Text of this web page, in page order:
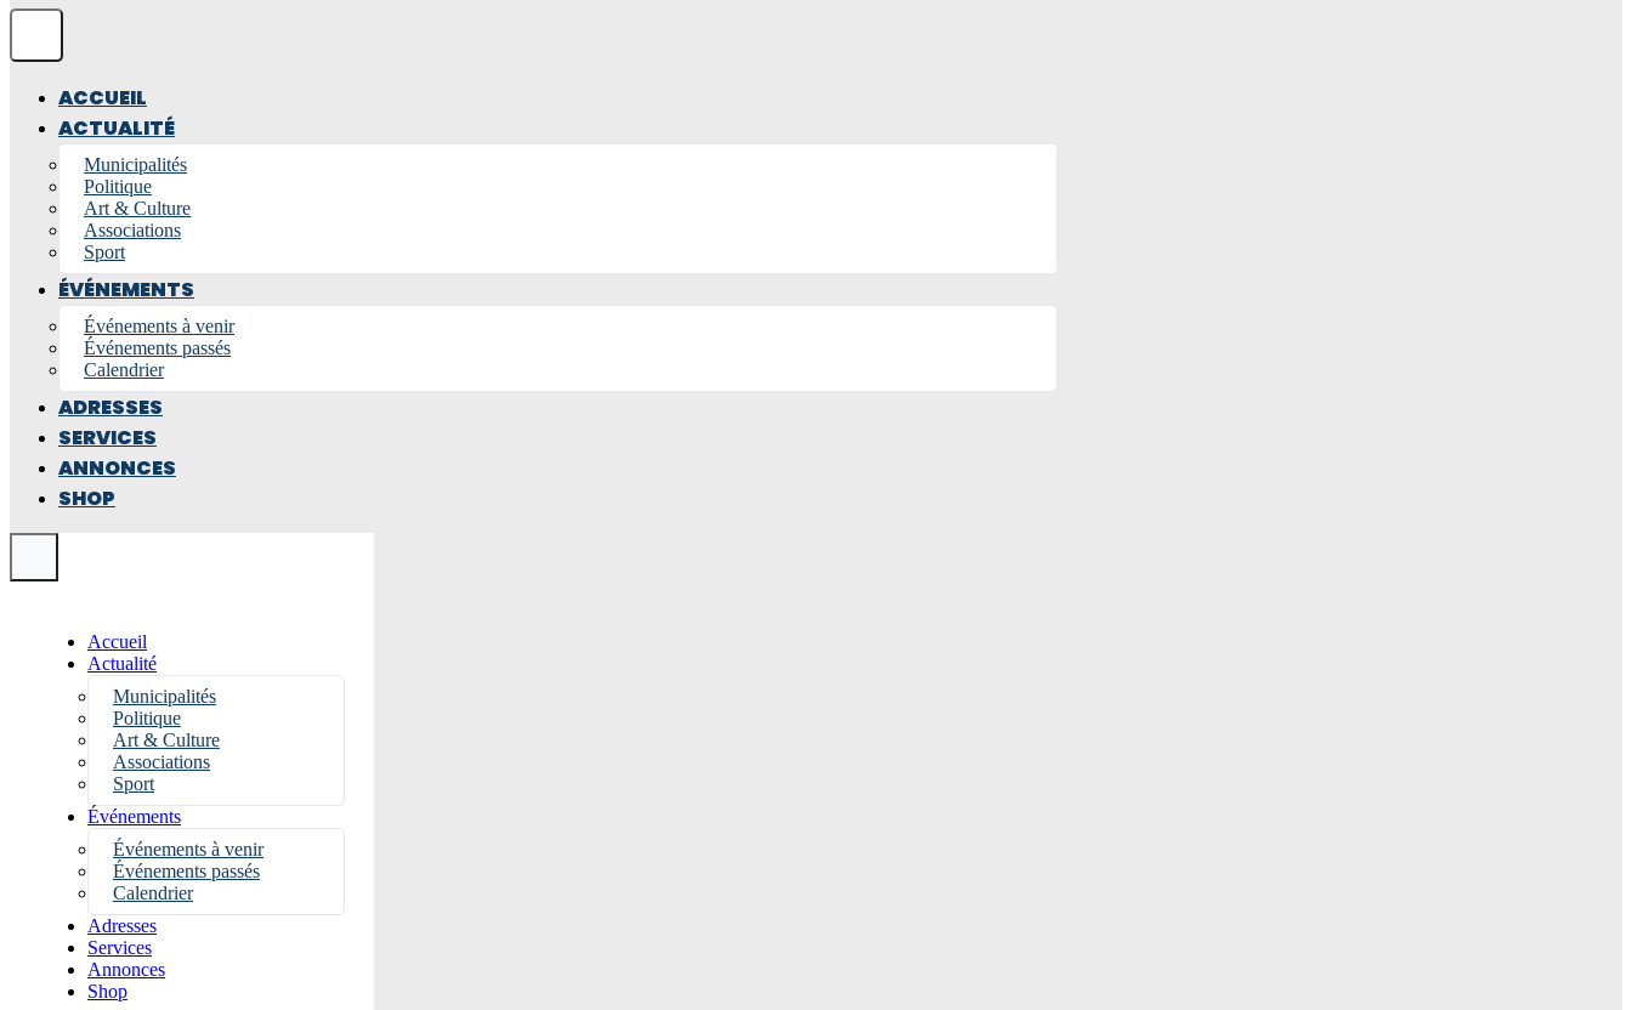
ACCUEIL
ACTUALITÉ
Municipalités
Politique
Art & Culture
Associations
Sport
ÉVÉNEMENTS
Événements à venir
Événements passés
Calendrier
ADRESSES
SERVICES
ANNONCES
SHOP
Accueil
Actualité
Municipalités
Politique
Art & Culture
Associations
Sport
Événements
Événements à venir
Événements passés
Calendrier
Adresses
Services
Annonces
Shop